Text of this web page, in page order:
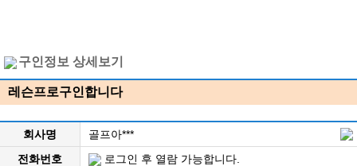
구인정보 상세보기
레슨프로구인합니다
회사명
골프아***
전화번호
로그인 후 열람 가능합니다.